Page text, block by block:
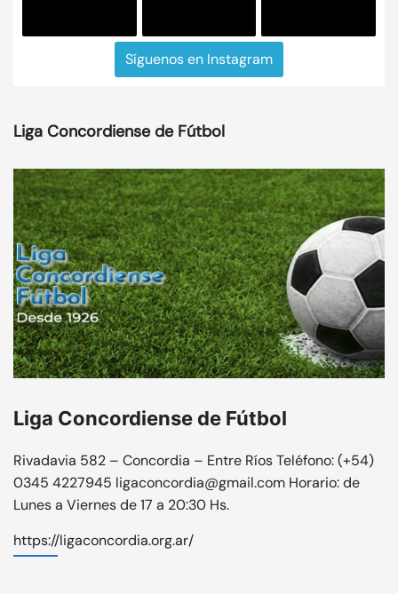
Síguenos en Instagram
Liga Concordiense de Fútbol
Liga Concordiense de Fútbol
Rivadavia 582 – Concordia – Entre Ríos Teléfono: (+54)
0345 4227945 ligaconcordia@gmail.com Horario: de
Lunes a Viernes de 17 a 20:30 Hs.
https://ligaconcordia.org.ar/